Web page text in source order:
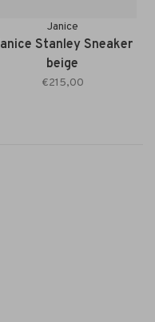
Janice
Stanley Sneaker
beige
€215,00